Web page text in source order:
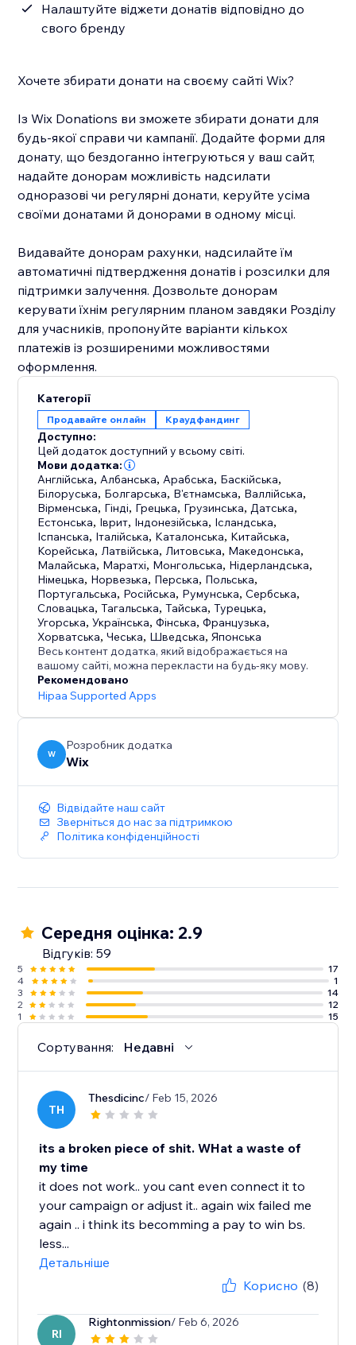
Налаштуйте віджети донатів відповідно до
свого бренду
Хочете збирати донати на своєму сайті Wix?
Із Wix Donations ви зможете збирати донати для
будь‑якої справи чи кампанії. Додайте форми для
донату, що бездоганно інтегруються у ваш сайт,
надайте донорам можливість надсилати
одноразові чи регулярні донати, керуйте усіма
своїми донатами й донорами в одному місці.
Видавайте донорам рахунки, надсилайте їм
автоматичні підтвердження донатів і розсилки для
підтримки залучення. Дозвольте донорам
керувати їхнім регулярним планом завдяки Розділу
для учасників, пропонуйте варіанти кількох
платежів із розширеними можливостями
оформлення.
Категорії
Продавайте онлайн Краудфандинг
Доступно:
Цей додаток доступний у всьому світі.
Мови додатка:
Англійська, Албанська, Арабська, Баскійська,
Білоруська, Болгарська, В'єтнамська, Валлійська,
Вірменська, Гінді, Грецька, Грузинська, Датська,
Естонська, Іврит, Індонезійська, Ісландська,
Іспанська, Італійська, Каталонська, Китайська,
Корейська, Латвійська, Литовська, Македонська,
Малайська, Маратхі, Монгольська, Нідерландська,
Німецька, Норвезька, Перська, Польська,
Португальська, Російська, Румунська,Сербська,
Словацька,Тагальська,Тайська,Турецька,
Угорська,Українська,Фінська,Французька,
Хорватська,Чеська, Шведська,Японська
Весь контент додатка, який відображається на
вашому сайті, можна перекласти на будь-яку мову.
Рекомендовано
Hipaa Supported Apps
W
Розробник додатка
Wix
Відвідайте наш сайт
Зверніться до нас за підтримкою
Політика конфіденційності
Середня оцінка: 2.9
Відгуків: 59
5
17
4
1
3
14
2
12
1
15
Сортування: Недавні
TH
Thesdicinc/ Feb 15, 2026
its a broken piece of shit. WHat a waste of
my time
it does not work.. you cant even connect it to
your campaign or adjust it.. again wix failed me
again .. i think its becomming a pay to win bs.
less...
Детальніше
Корисно (8)
RI
Rightonmission/ Feb 6, 2026